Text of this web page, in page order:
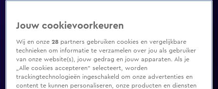
Jouw cookievoorkeuren
Wij en onze28 partners gebruiken cookies en vergelijkbare
technieken om informatie te verzamelen over jou als gebruiker
van onze website(s), jouw gedrag en jouw apparaten. Als je
„Alle cookies accepteren” selecteert, worden
trackingtechnologieën ingeschakeld om onze advertenties en
content te kunnen personaliseren, onze producten en diensten